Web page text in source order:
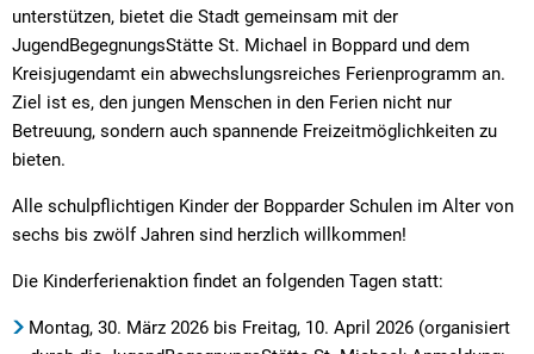
unterstützen, bietet die Stadt gemeinsam mit der
JugendBegegnungsStätte St. Michael in Boppard und dem
Kreisjugendamt ein abwechslungsreiches Ferienprogramm an.
Ziel ist es, den jungen Menschen in den Ferien nicht nur
Betreuung, sondern auch spannende Freizeitmöglichkeiten zu
bieten.
Alle schulpflichtigen Kinder der Bopparder Schulen im Alter von
sechs bis zwölf Jahren sind herzlich willkommen!
Die Kinderferienaktion findet an folgenden Tagen statt:
Montag, 30. März 2026 bis Freitag, 10. April 2026 (organisiert